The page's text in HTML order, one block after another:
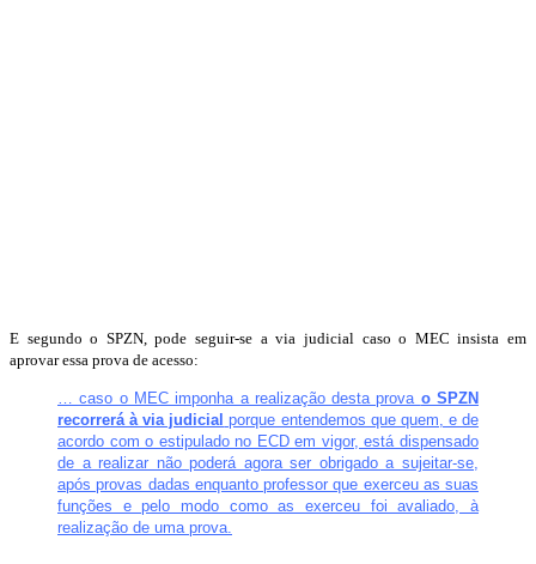
E segundo o SPZN, pode seguir-se a via judicial caso o MEC insista em
aprovar essa prova de acesso:
… caso o MEC imponha a realização desta prova o SPZN
recorrerá à via judicial porque entendemos que quem, e de
acordo com o estipulado no ECD em vigor, está dispensado
de a realizar não poderá agora ser obrigado a sujeitar-se,
após provas dadas enquanto professor que exerceu as suas
funções e pelo modo como as exerceu foi avaliado, à
realização de uma prova.